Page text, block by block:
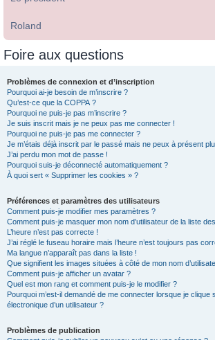
Roland
Foire aux questions
Problèmes de connexion et d’inscription
Pourquoi ai-je besoin de m’inscrire ?
Qu’est-ce que la COPPA ?
Pourquoi ne puis-je pas m’inscrire ?
Je suis inscrit mais je ne peux pas me connecter !
Pourquoi ne puis-je pas me connecter ?
Je m’étais déjà inscrit par le passé mais ne peux à présent
J’ai perdu mon mot de passe !
Pourquoi suis-je déconnecté automatiquement ?
À quoi sert « Supprimer les cookies » ?
Préférences et paramètres des utilisateurs
Comment puis-je modifier mes paramètres ?
Comment puis-je masquer mon nom d’utilisateur de la liste
L’heure n’est pas correcte !
J’ai réglé le fuseau horaire mais l’heure n’est toujours pas
Ma langue n’apparaît pas dans la liste !
Que signifient les images situées à côté de mon nom
Comment puis-je afficher un avatar ?
Quel est mon rang et comment puis-je le modifier ?
Pourquoi m’est-il demandé de me connecter lorsque je clique
électronique d’un utilisateur ?
Problèmes de publication